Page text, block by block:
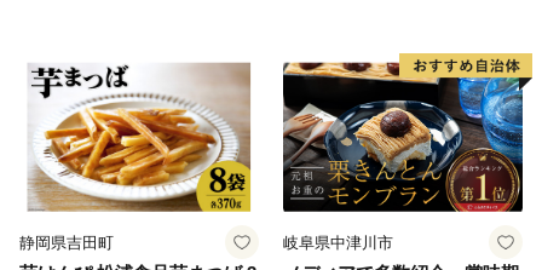
誕生日 カップ 詰め合わせ バ
ラエティ | バニラ チョコレー
ト ストロベリー ピスタチオ
バニラ＆クッキー ウベ 沖縄
紅イモ 塩ちんすこう 沖縄シ
ークヮーサー 沖縄黒糖 琉球
ロイヤルミルクティ 沖縄パ
イン
道産アイス 道産アイスクリ
ーム ギフト 詰合せ 詰め合わ
せ ふるさと納税 ）
静岡県吉田町 岐阜県中津川市